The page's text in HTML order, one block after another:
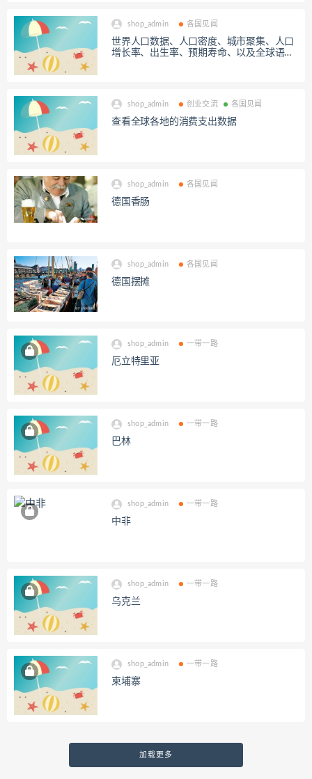
shop_admin 各国见闻
世界人口数据、人口密度、城市聚集、人口
增长率、出生率、预期寿命、以及全球语言
shop_admin 创业交流 各国见闻
查看全球各地的消费支出数据
shop_admin 各国见闻
德国香肠
shop_admin 各国见闻
德国摆摊
shop_admin 一带一路
厄立特里亚
shop_admin 一带一路
巴林
shop_admin 一带一路
中非
shop_admin 一带一路
乌克兰
shop_admin 一带一路
柬埔寨
加载更多